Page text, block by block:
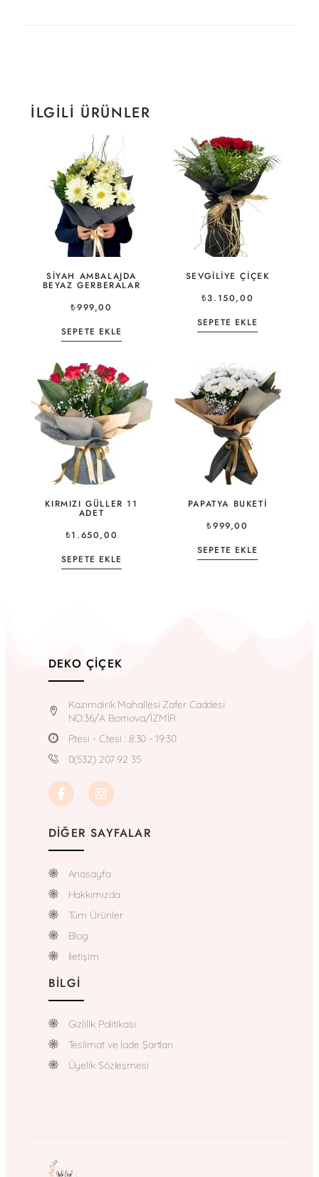
İLGILI ÜRÜNLER
SIYAH AMBALAJDA
BEYAZ GERBERALAR
₺999,00
SEPETE EKLE
SEVGILIYE ÇIÇEK
₺3.150,00
SEPETE EKLE
KIRMIZI GÜLLER 11
ADET
₺1.650,00
SEPETE EKLE
PAPATYA BUKETI
₺999,00
SEPETE EKLE
DEKO ÇIÇEK
Kazımdirik Mahallesi Zafer Caddesi
NO:36/A Bornova/İZMİR
P.tesi - C.tesi : 8:30 - 19:30
0(532) 207 92 35
DIĞER SAYFALAR
Anasayfa
Hakkımızda
Tüm Ürünler
Blog
İletişim
BILGI
Gizlilik Politikası
Teslimat ve İade Şartları
Üyelik Sözleşmesi